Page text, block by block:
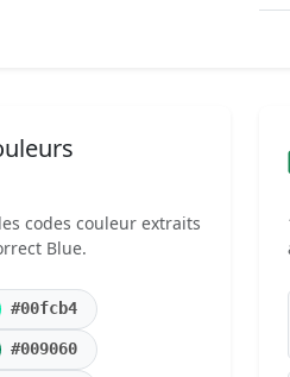
codes couleur extraits
Blue.
#00fcb4
#009060